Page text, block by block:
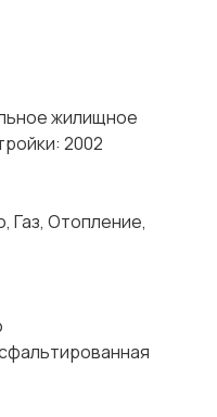
жилищное
2002
Газ, Отопление,